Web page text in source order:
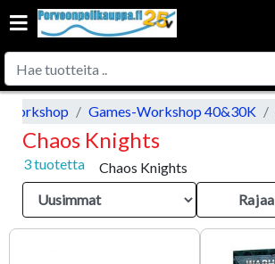
Workshop Games-Workshop 40&30K
Chaos Knights
3 tuotetta
Chaos Knights
Rajaa